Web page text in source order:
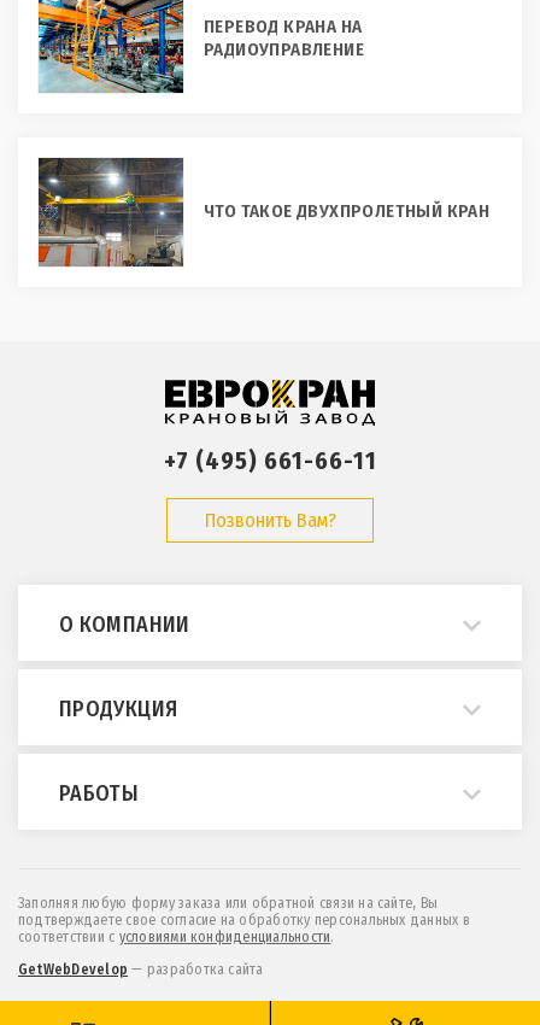
ПЕРЕВОД КРАНА НА
РАДИОУПРАВЛЕНИЕ
ЧТО ТАКОЕ ДВУХПРОЛЕТНЫЙ КРАН
+7 (495) 661-66-11
Позвонить Вам?
О КОМПАНИИ
О нас
Примеры работ
Опросные листы
ГОСТы и нормативы
Контакты
Новости
ПРОДУКЦИЯ
Мостовые краны
Кран-балки
Козловые и полукозловые краны
Эстакады и монорельсы
РАБОТЫ
Проектирование
Обследование
Заполняя любую форму заказа или обратной связи на сайте, Вы
подтверждаете свое согласие на обработку персональных данных в
соответствии c условиями конфиденциальности.
GetWebDevelop — разработка сайта